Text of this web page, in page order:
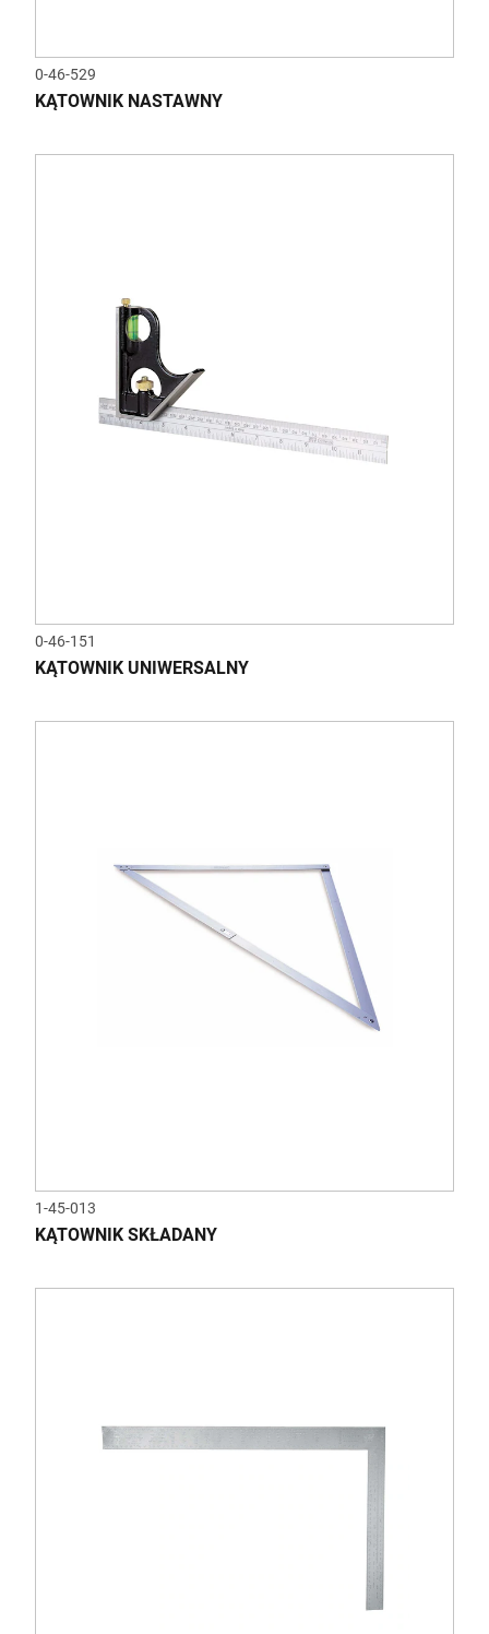
0-46-529
KĄTOWNIK NASTAWNY
0-46-151
KĄTOWNIK UNIWERSALNY
1-45-013
KĄTOWNIK SKŁADANY